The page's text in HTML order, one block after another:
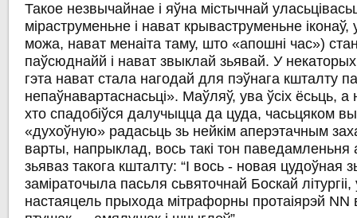
Такое незвычайнае і яўна містычнай
міраструменьне і нават крываструменьне іконаў,
можа, нават менаіта таму, што«апошні час»)
паўсюднайй і нават звыклай зьявай. У
гэта нават стала нагодай для пэўнага кшталту
непаўнавартаснасьці». Маўляў, ува ўсіх ёсьць, а
хто спадобіўся далучыцца да цуда, часьцяком
«духоўную» радасьць зь нейкім аперэтачным
варты, напрыклад, вось такі тон паведамленьня
зьяваз такога кшталту:“І вось - новая цудоўная
заміраточыла пасьля сьвяточнай Боскай
настаяцель прыхода мітрафорны протаіярэй